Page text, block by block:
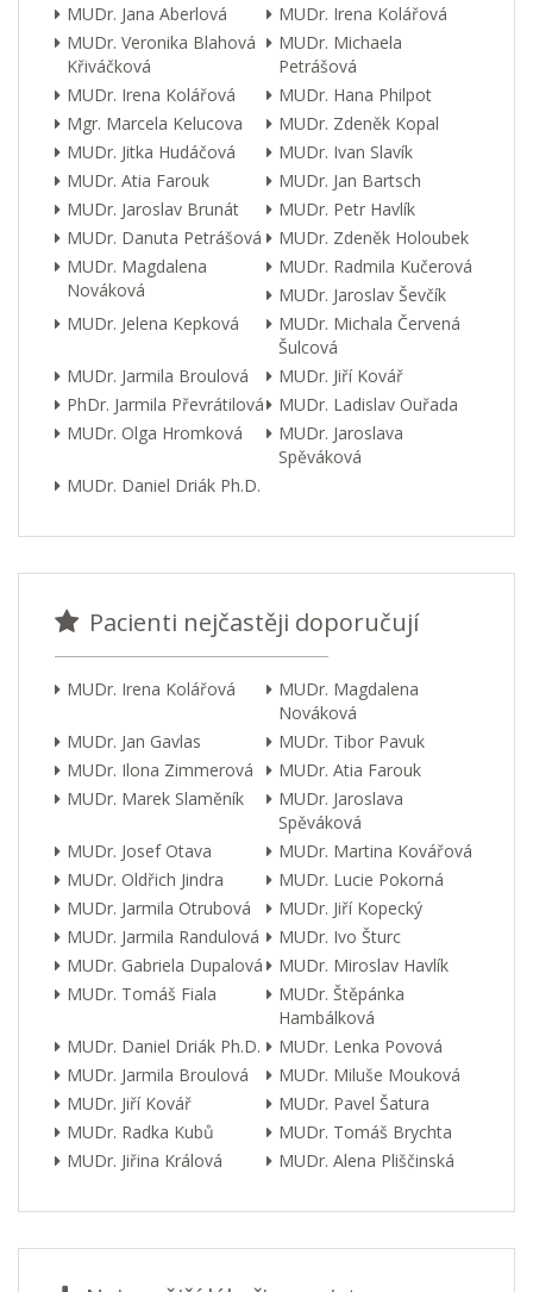
MUDr. Jana Aberlová
MUDr. Irena Kolářová
MUDr. Veronika Blahová
Křiváčková
MUDr. Michaela
Petrášová
MUDr. Irena Kolářová
MUDr. Hana Philpot
Mgr. Marcela Kelucova
MUDr. Zdeněk Kopal
MUDr. Jitka Hudáčová
MUDr. Ivan Slavík
MUDr. Atia Farouk
MUDr. Jan Bartsch
MUDr. Jaroslav Brunát
MUDr. Petr Havlík
MUDr. Danuta Petrášová
MUDr. Zdeněk Holoubek
MUDr. Magdalena
Nováková
MUDr. Radmila Kučerová
MUDr. Jaroslav Ševčík
MUDr. Jelena Kepková
MUDr. Michala Červená
Šulcová
MUDr. Jarmila Broulová
MUDr. Jiří Kovář
PhDr. Jarmila Převrátilová
MUDr. Ladislav Ouřada
MUDr. Olga Hromková
MUDr. Jaroslava
Spěváková
MUDr. Daniel Driák Ph.D.
Pacienti nejčastěji doporučují
MUDr. Irena Kolářová
MUDr. Magdalena
Nováková
MUDr. Jan Gavlas
MUDr. Tibor Pavuk
MUDr. Ilona Zimmerová
MUDr. Atia Farouk
MUDr. Marek Slaměník
MUDr. Jaroslava
Spěváková
MUDr. Josef Otava
MUDr. Martina Kovářová
MUDr. Oldřich Jindra
MUDr. Lucie Pokorná
MUDr. Jarmila Otrubová
MUDr. Jiří Kopecký
MUDr. Jarmila Randulová
MUDr. Ivo Šturc
MUDr. Gabriela Dupalová
MUDr. Miroslav Havlík
MUDr. Tomáš Fiala
MUDr. Štěpánka
Hambálková
MUDr. Daniel Driák Ph.D.
MUDr. Lenka Povová
MUDr. Jarmila Broulová
MUDr. Miluše Mouková
MUDr. Jiří Kovář
MUDr. Pavel Šatura
MUDr. Radka Kubů
MUDr. Tomáš Brychta
MUDr. Jiřina Králová
MUDr. Alena Pliščinská